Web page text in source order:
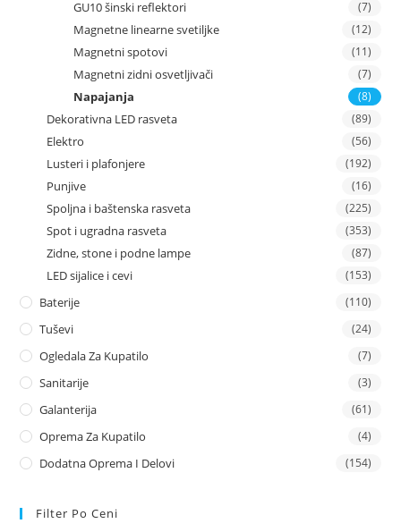
GU10 šinski reflektori (7)
Magnetne linearne svetiljke (12)
Magnetni spotovi (11)
Magnetni zidni osvetljivači (7)
Napajanja (8)
Dekorativna LED rasveta (89)
Elektro (56)
Lusteri i plafonjere (192)
Punjive (16)
Spoljna i baštenska rasveta (225)
Spot i ugradna rasveta (353)
Zidne, stone i podne lampe (87)
LED sijalice i cevi (153)
Baterije (110)
Tuševi (24)
Ogledala Za Kupatilo (7)
Sanitarije (3)
Galanterija (61)
Oprema Za Kupatilo (4)
Dodatna Oprema I Delovi (154)
Filter Po Ceni